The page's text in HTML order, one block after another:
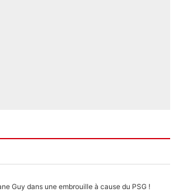
Guy dans une embrouille à cause du PSG !